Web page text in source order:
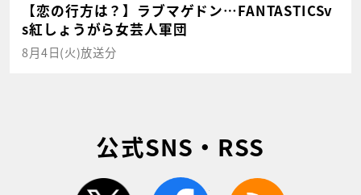
【恋の行方は？】ラブマゲドン…FANTASTICSv
s紅しょうがら女芸人軍団
8月4日(火)放送分
公式SNS・RSS
twitter facebook